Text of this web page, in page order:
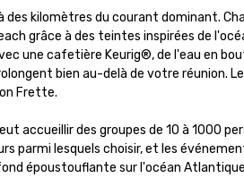
kilomètres du courant dominant.
grâce à des teintes inspirées de
une cafetière Keurig®, de l'eau en
bien au-delà de votre réunion.
Frette.
accueillir des groupes de 10 à 1000
parmi lesquels choisir, et les
époustouflante sur l'océan